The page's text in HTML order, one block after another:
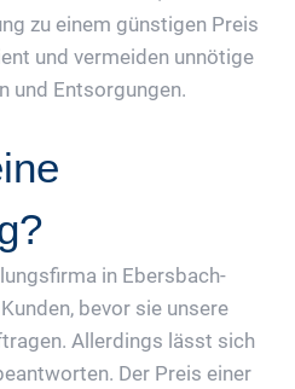
zu einem günstigen Preis
und vermeiden unnötige
und Entsorgungen.
in Ebersbach-
bevor sie unsere
Allerdings lässt sich
Der Preis einer